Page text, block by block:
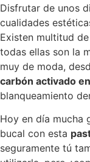
Disfrutar de unos
cualidades
Existen multitud
todas ellas son la
muy de moda,
carbón activado
blanqueamiento
Hoy en día mucha
bucal con esta
seguramente tú